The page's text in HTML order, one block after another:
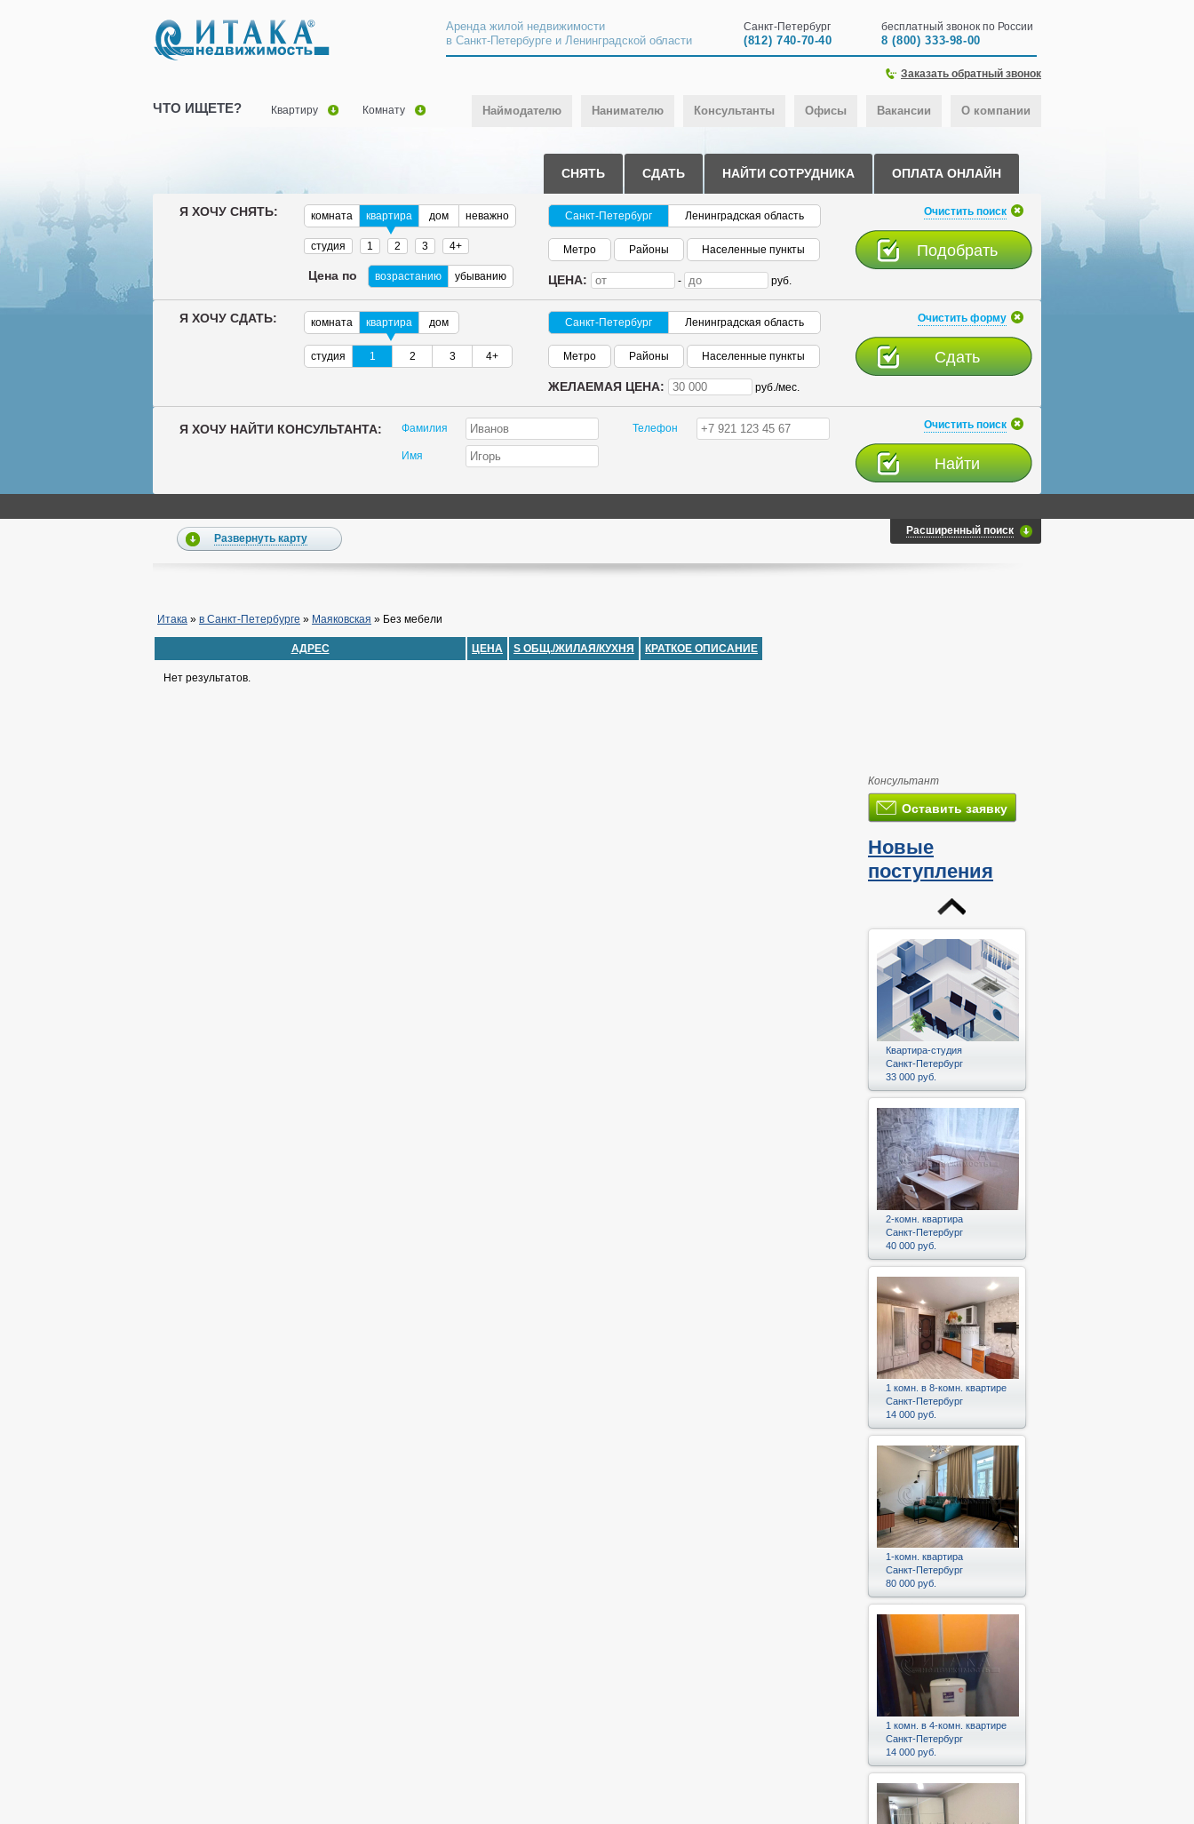
Аренда жилой недвижимости
в Санкт-Петербурге и Ленинградской области
Санкт-Петербург
(812) 740-70-40
бесплатный звонок по России
8 (800) 333-98-00
Заказать обратный звонок
ЧТО ИЩЕТЕ? Квартиру Комнату Наймодателю Нанимателю Консультанты Офисы Вакансии О компании
СНЯТЬ СДАТЬ НАЙТИ СОТРУДНИКА ОПЛАТА ОНЛАЙН
Я ХОЧУ СНЯТЬ: комната квартира дом неважно
студия 1 2 3 4+
Цена по возрастанию убыванию
Санкт-Петербург Ленинградская область
Метро Районы Населенные пункты
ЦЕНА: - руб.
Очистить поиск
Я ХОЧУ СДАТЬ: комната квартира дом
студия 1 2 3 4+
Санкт-Петербург Ленинградская область
Метро Районы Населенные пункты
ЖЕЛАЕМАЯ ЦЕНА: руб./мес.
Очистить форму
Я ХОЧУ НАЙТИ КОНСУЛЬТАНТА: Фамилия
Имя
Телефон Очистить поиск
Расширенный поиск
Развернуть карту
Итака » в Санкт-Петербурге » Маяковская » Без мебели
АДРЕС ЦЕНА S ОБЩ./ЖИЛАЯ/КУХНЯ КРАТКОЕ ОПИСАНИЕ
Нет результатов.
Консультант
Оставить заявку
Новые
поступления
Квартира-студия
Санкт-Петербург
33 000 руб.
2-комн. квартира
Санкт-Петербург
40 000 руб.
1 комн. в 8-комн. квартире
Санкт-Петербург
14 000 руб.
1-комн. квартира
Санкт-Петербург
80 000 руб.
1 комн. в 4-комн. квартире
Санкт-Петербург
14 000 руб.